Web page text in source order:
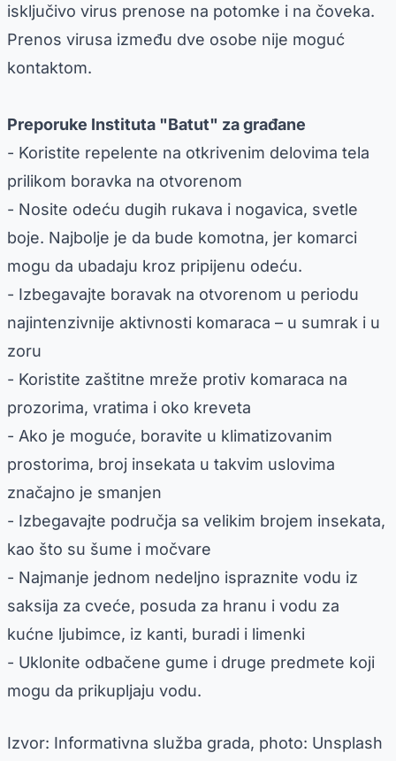
isključivo virus prenose na potomke i na čoveka.
Prenos virusa između dve osobe nije moguć
kontaktom.
Preporuke Instituta "Batut" za građane
- Koristite repelente na otkrivenim delovima tela
prilikom boravka na otvorenom
- Nosite odeću dugih rukava i nogavica, svetle
boje. Najbolje je da bude komotna, jer komarci
mogu da ubadaju kroz pripijenu odeću.
- Izbegavajte boravak na otvorenom u periodu
najintenzivnije aktivnosti komaraca – u sumrak i u
zoru
- Koristite zaštitne mreže protiv komaraca na
prozorima, vratima i oko kreveta
- Ako je moguće, boravite u klimatizovanim
prostorima, broj insekata u takvim uslovima
značajno je smanjen
- Izbegavajte područja sa velikim brojem insekata,
kao što su šume i močvare
- Najmanje jednom nedeljno ispraznite vodu iz
saksija za cveće, posuda za hranu i vodu za
kućne ljubimce, iz kanti, buradi i limenki
- Uklonite odbačene gume i druge predmete koji
mogu da prikupljaju vodu.
Izvor: Informativna služba grada, photo: Unsplash